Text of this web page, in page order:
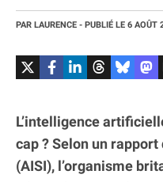
PAR LAURENCE - PUBLIÉ LE 6 AOÛT
L’intelligence
cap ? Selon un
(AISI), l’organisme